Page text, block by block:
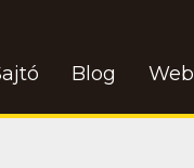
Blog